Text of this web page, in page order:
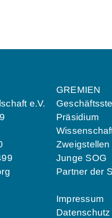
e.V.
GREMIEN
Präsidium
Zweigstellen
Junge SOG
Partner der
Impressum
Datenschutz